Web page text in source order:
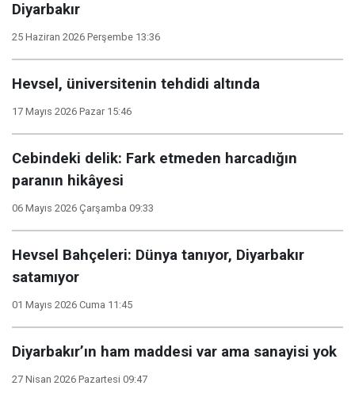
Diyarbakır
25 Haziran 2026 Perşembe 13:36
Hevsel, üniversitenin tehdidi altında
17 Mayıs 2026 Pazar 15:46
Cebindeki delik: Fark etmeden harcadığın
paranın hikâyesi
06 Mayıs 2026 Çarşamba 09:33
Hevsel Bahçeleri: Dünya tanıyor, Diyarbakır
satamıyor
01 Mayıs 2026 Cuma 11:45
Diyarbakır’ın ham maddesi var ama sanayisi yok
27 Nisan 2026 Pazartesi 09:47